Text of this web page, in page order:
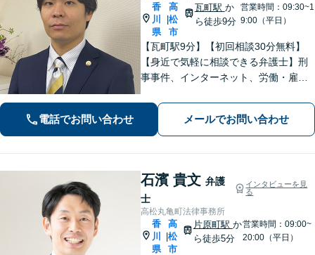
香
川
県
高
松
市
瓦町駅 か
ら徒歩9分
営業時間：09:30~1
9:00（平日）
【瓦町駅9分】【初回相談30分無料】
【身近で気軽に相談できる弁護士】刑
事事件、インターネット、労働・雇用
りで悩む前に、まずは無料の初回相談
でお話をお聞かせください。【電話相
談可】【休日・夜間対応】
電話でお問い合わせ メールでお問い合わせ
石濱 貴文 弁護
士
インタビューを見
る
高松丸亀町法律事務所
香
川
県
高
松
市
片原町駅 か
ら徒歩5分
営業時間：09:00~
20:00（平日）